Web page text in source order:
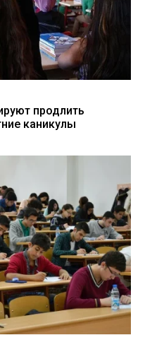
продлить
каникулы